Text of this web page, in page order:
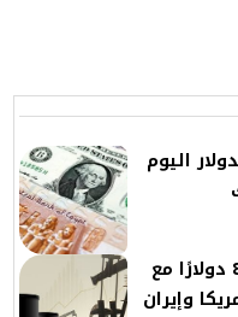
اليوم
النفط يقفز قرب 80 دولارًا مع
وإيران